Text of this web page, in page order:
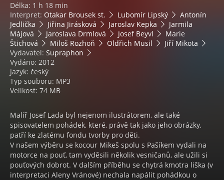
Délka: 1 h 18 min
Interpret: Otakar Brousek st. Lubomír Lipský
Antonín
Jedlička
Jiřina Jirásková Jaroslav Kepka
Jarmila
Májová
Jaroslava Drmlová Josef Beyvl
Marie
Štichová
Miloš Rozhoň Oldřich Musil
Jiří Mikota
Vydavatel: Supraphon
Vydáno: 2012
Jazyk: český
Typ souboru: MP3
Velikost: 74 MB
Malíř Josef Lada byl nejenom ilustrátorem, ale také
spisovatelem pohádek, které, právě tak jako jeho obrázky,
patří ke zlatému fondu tvorby pro děti.
V našem výběru se kocour Mikeš spolu s Pašíkem vydali na
motorce na pouť, tam vyděsili několik vesničanů, ale užili si
pouťových dobrot. V dalším příběhu se chytrá kmotra liška (v
interpretaci Aleny Vránové) nechala napálit pohádkou o